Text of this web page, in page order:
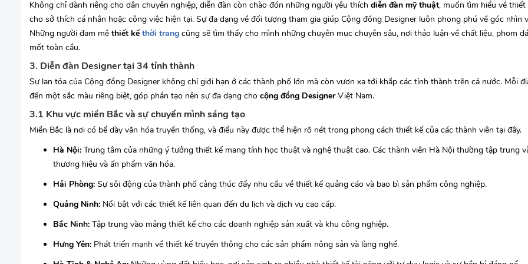
Không chỉ dành riêng cho dân chuyên nghiệp, diễn đàn còn chào đón những người yêu thích diễn đàn mỹ thuật, muốn tìm hiểu về
cho sở thích cá nhân hoặc công việc hiện tại. Sự đa dạng về đối tượng tham gia giúp Cộng đồng Designer luôn phong phú về góc nhìn
Những người đam mê thiết kếthời trang cũng sẽ tìm thấy cho mình những chuyên mục chuyên sâu, nơi thảo luận về chất liệu, phom
mốt toàn cầu.
3. Diễn đàn Designer tại 34 tỉnh thành
Sự lan tỏa của Cộng đồng Designer không chỉ giới hạn ở các thành phố lớn mà còn vươn xa tới khắp các tỉnh thành trên cả nước. Mỗi
đến một sắc màu riêng biệt, góp phần tạo nên sự đa dạng cho cộng đồng DesignerViệt Nam.
3.1 Khu vực miền Bắc và sự chuyển mình sáng tạo
Miền Bắc là nơi có bề dày văn hóa truyền thống, và điều này được thể hiện rõ nét trong phong cách thiết kế của các thành viên tại đây.
Hà Nội: Trung tâm của những ý tưởng thiết kế mang tính học thuật và nghệ thuật cao. Các thành viên Hà Nội thường tập trung
thương hiệu và ấn phẩm văn hóa.
Hải Phòng: Sự sôi động của thành phố cảng thúc đẩy nhu cầu về thiết kế quảng cáo và bao bì sản phẩm công nghiệp.
Quảng Ninh: Nổi bật với các thiết kế liên quan đến du lịch và dịch vụ cao cấp.
Bắc Ninh: Tập trung vào mảng thiết kế cho các doanh nghiệp sản xuất và khu công nghiệp.
Hưng Yên: Phát triển mạnh về thiết kế truyền thông cho các sản phẩm nông sản và làng nghề.